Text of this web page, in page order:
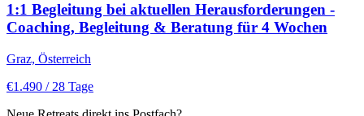
1:1 Begleitung bei aktuellen Herausforderungen -
Coaching, Begleitung & Beratung für 4 Wochen
Graz, Österreich
€1.490 / 28 Tage